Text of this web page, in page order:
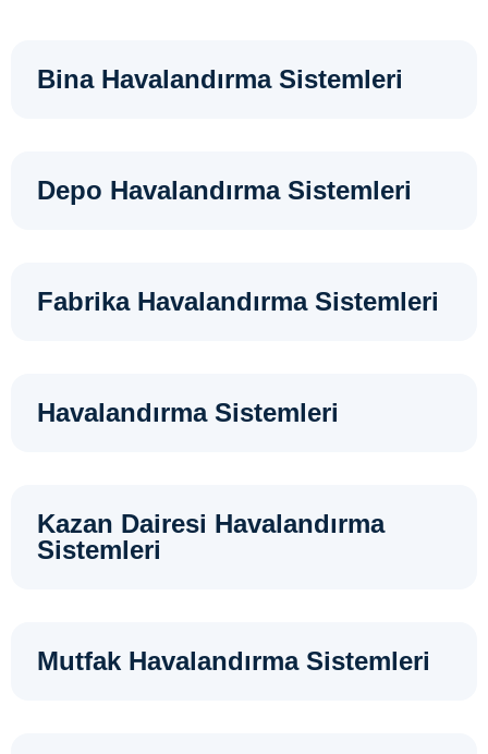
Bina Havalandırma Sistemleri
Depo Havalandırma Sistemleri
Fabrika Havalandırma Sistemleri
Havalandırma Sistemleri
Kazan Dairesi Havalandırma
Sistemleri
Mutfak Havalandırma Sistemleri